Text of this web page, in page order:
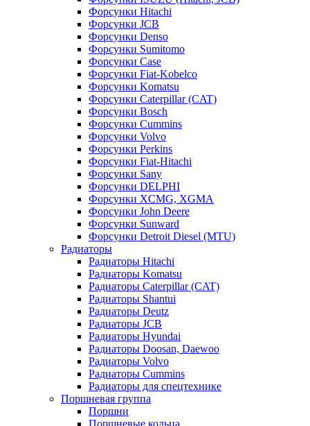
Форсунки Hitachi
Форсунки JCB
Форсунки Denso
Форсунки Sumitomo
Форсунки Case
Форсунки Fiat-Kobelco
Форсунки Komatsu
Форсунки Caterpillar (CAT)
Форсунки Bosch
Форсунки Cummins
Форсунки Volvo
Форсунки Perkins
Форсунки Fiat-Hitachi
Форсунки Sany
Форсунки DELPHI
Форсунки XCMG, XGMA
Форсунки John Deere
Форсунки Sunward
Форсунки Detroit Diesel (MTU)
Радиаторы
Радиаторы Hitachi
Радиаторы Komatsu
Радиаторы Caterpillar (CAT)
Радиаторы Shantui
Радиаторы Deutz
Радиаторы JCB
Радиаторы Hyundai
Радиаторы Doosan, Daewoo
Радиаторы Volvo
Радиаторы Cummins
Радиаторы для спецтехнике
Поршневая группа
Поршни
Поршневые кольца